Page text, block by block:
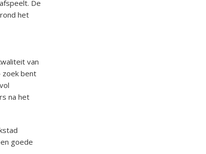
De
het
van
zoek bent
na het
goede